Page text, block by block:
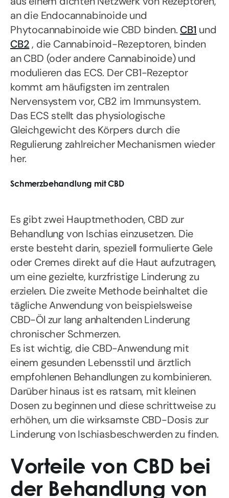
an die Endocannabinoide und
Phytocannabinoide wie CBD binden. CB1 und
CB2, die Cannabinoid-Rezeptoren, binden
an CBD (oder andere Cannabinoide) und
modulieren das ECS. Der CB1-Rezeptor
kommt am häufigsten im zentralen
Nervensystem vor, CB2 im Immunsystem.
Das ECS stellt das physiologische
Gleichgewicht des Körpers durch die
Regulierung zahlreicher Mechanismen wieder
her.
Schmerzbehandlung mit CBD
Es gibt zwei Hauptmethoden, CBD zur
Behandlung von Ischias einzusetzen. Die
erste besteht darin, speziell formulierte Gele
oder Cremes direkt auf die Haut aufzutragen,
um eine gezielte, kurzfristige Linderung zu
erzielen. Die zweite Methode beinhaltet die
tägliche Anwendung von beispielsweise
CBD-Öl zur lang anhaltenden Linderung
chronischer Schmerzen.
Es ist wichtig, die CBD-Anwendung mit
einem gesunden Lebensstil und ärztlich
empfohlenen Behandlungen zu kombinieren.
Darüber hinaus ist es ratsam, mit kleinen
Dosen zu beginnen und diese schrittweise zu
erhöhen, um die wirksamste CBD-Dosis zur
Linderung von Ischiasbeschwerden zu finden.
Vorteile von CBD bei
der Behandlung von